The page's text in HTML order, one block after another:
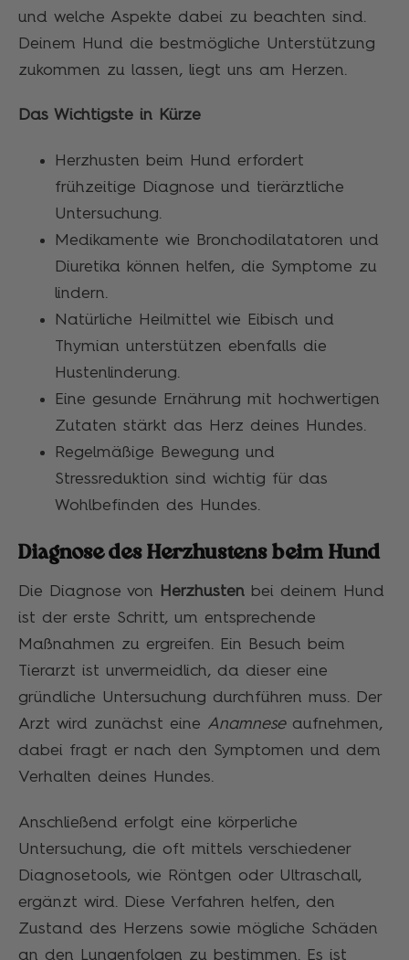
und welche Aspekte dabei zu beachten sind.
Deinem Hund die bestmögliche Unterstützung
zukommen zu lassen, liegt uns am Herzen.
Das Wichtigste in Kürze
Herzhusten beim Hund erfordert
frühzeitige Diagnose und tierärztliche
Untersuchung.
Medikamente wie Bronchodilatatoren und
Diuretika können helfen, die Symptome zu
lindern.
Natürliche Heilmittel wie Eibisch und
Thymian unterstützen ebenfalls die
Hustenlinderung.
Eine gesunde Ernährung mit hochwertigen
Zutaten stärkt das Herz deines Hundes.
Regelmäßige Bewegung und
Stressreduktion sind wichtig für das
Wohlbefinden des Hundes.
Diagnose des Herzhustens beim Hund
Die Diagnose von Herzhusten bei deinem Hund
ist der erste Schritt, um entsprechende
Maßnahmen zu ergreifen. Ein Besuch beim
Tierarzt ist unvermeidlich, da dieser eine
gründliche Untersuchung durchführen muss. Der
Arzt wird zunächst eine Anamneseaufnehmen,
dabei fragt er nach den Symptomen und dem
Verhalten deines Hundes.
Anschließend erfolgt eine körperliche
Untersuchung, die oft mittels verschiedener
Diagnosetools, wie Röntgen oder Ultraschall,
ergänzt wird. Diese Verfahren helfen, den
Zustand des Herzens sowie mögliche Schäden
an den Lungenfolgen zu bestimmen. Es ist